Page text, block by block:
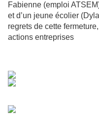
Fabienne (emploi
et d’un jeune écolier
regrets de cette
actions entreprises